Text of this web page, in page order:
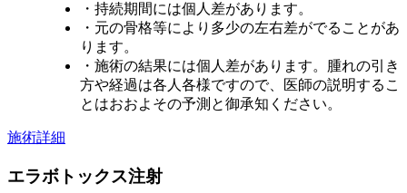
・持続期間には個人差があります。
・元の骨格等により多少の左右差がでることがあ
ります。
・施術の結果には個人差があります。腫れの引き
方や経過は各人各様ですので、医師の説明するこ
とはおおよその予測と御承知ください。
施術詳細
エラボトックス注射